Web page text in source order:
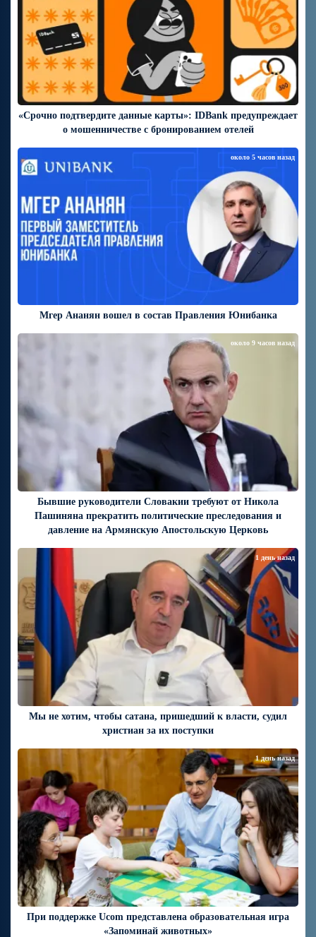
«Срочно подтвердите данные карты»: IDBank предупреждает
о мошенничестве с бронированием отелей
Мгер Ананян вошел в состав Правления Юнибанка
около 5 часов назад
Бывшие руководители Словакии требуют от Никола
Пашиняна прекратить политические преследования и
давление на Армянскую Апостольскую Церковь
около 9 часов назад
Мы не хотим, чтобы сатана, пришедший к власти, судил
христиан за их поступки
1 день назад
При поддержке Ucom представлена образовательная игра
«Запоминай животных»
1 день назад